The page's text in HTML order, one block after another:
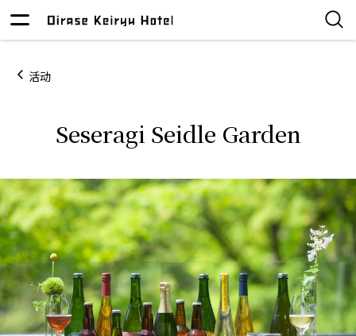
活动
Seseragi Seidle Garden